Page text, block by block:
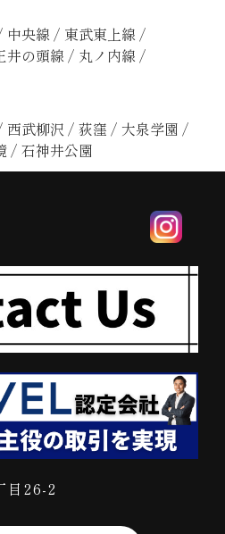
中央線 / 東武東上線 /
井の頭線 / 丸ノ内線 /
西武柳沢 / 荻窪 / 大泉学園 /
/ 石神井公園
目26-2